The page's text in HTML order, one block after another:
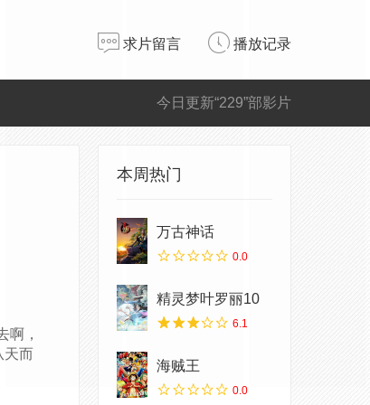
求片留言 播放记录
今日更新“229”部影片
，
天而
本周热门
万古神话
0.0
精灵梦叶罗丽10
6.1
海贼王
0.0